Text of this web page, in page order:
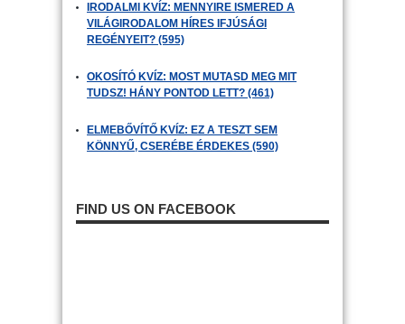
IRODALMI KVÍZ: MENNYIRE ISMERED A
VILÁGIRODALOM HÍRES IFJÚSÁGI
REGÉNYEIT? (595)
OKOSÍTÓ KVÍZ: MOST MUTASD MEG MIT
TUDSZ! HÁNY PONTOD LETT? (461)
ELMEBŐVÍTŐ KVÍZ: EZ A TESZT SEM
KÖNNYŰ, CSERÉBE ÉRDEKES (590)
FIND US ON FACEBOOK